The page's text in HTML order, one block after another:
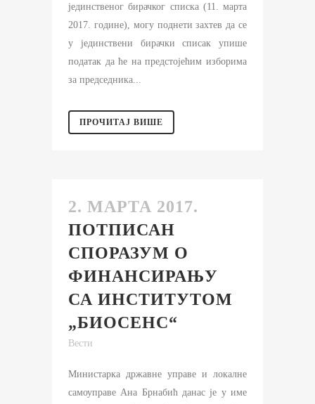
јединственог бирачког списка (11. марта
2017. године), могу поднети захтев да се
у јединствени бирачки списак упише
податак да ће на предстојећим изборима
за председника...
ПРОЧИТАЈ ВИШЕ
2. МАРТА 2017.
ПОТПИСАН
СПОРАЗУМ О
ФИНАНСИРАЊУ
СА ИНСТИТУТОМ
„БИОСЕНС“
Вести
Министарка државне управе и локалне
самоуправе Ана Брнабић данас је у име